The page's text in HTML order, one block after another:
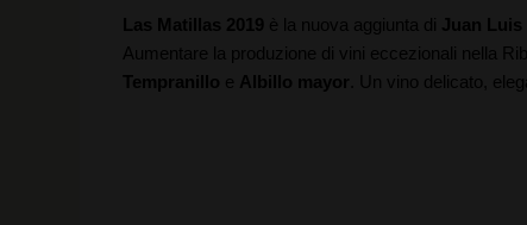
Las Matillas 2019 è la nuova aggiunta di Juan Luis
Aumentare la produzione di vini eccezionali nella
Tempranillo e Albillo mayor . Un vino delicato,